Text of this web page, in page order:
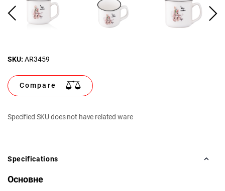
SKU: AR3459
Compare
Specified SKU does not have related ware
Specifications
Основне